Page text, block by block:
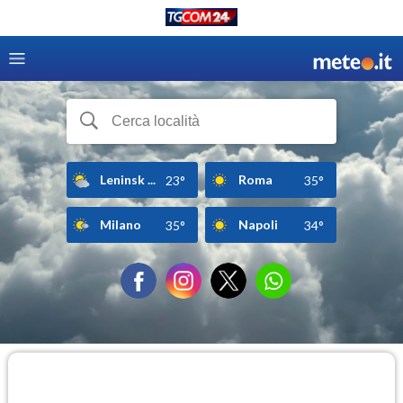
Leninsk ... 23° Roma 35°
Milano 35° Napoli 34°